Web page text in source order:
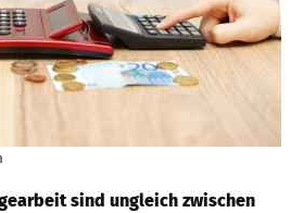
sind ungleich zwischen